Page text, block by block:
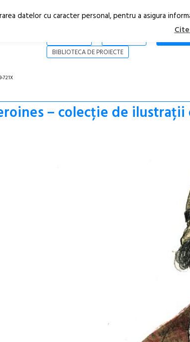
STIRI
BIBLIOTECA DE PROIECTE
721X
– colecție de
datelor cu caracter personal, pentru a asigura